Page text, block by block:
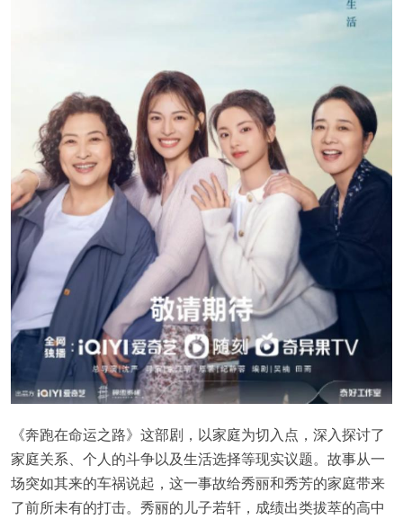
《奔跑在命运之路》这部剧，以家庭为切入点，深入探讨了
家庭关系、个人的斗争以及生活选择等现实议题。故事从一
场突如其来的车祸说起，这一事故给秀丽和秀芳的家庭带来
了前所未有的打击。秀丽的儿子若轩，成绩出类拔萃的高中